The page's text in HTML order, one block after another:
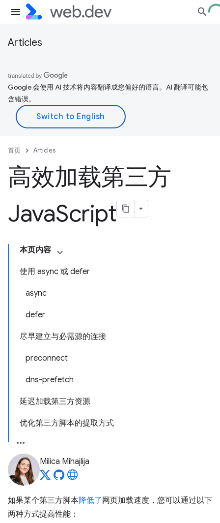
Articles
Google 会使用 AI 技术将内容翻译成您偏好的语言。AI 翻译可能包
含错误。
首页 Articles
高效加载第三方
JavaScript
本页内容
使用 async 或 defer
async
defer
尽早建立与必需源的连接
preconnect
dns-prefetch
延迟加载第三方资源
优化第三方脚本的提取方式
Milica Mihajlija
如果某个第三方脚本降低了 网页加载速度，您可以通过以下
两种方式提高性能：